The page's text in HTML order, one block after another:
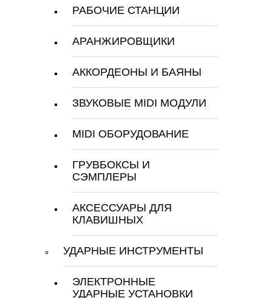
РАБОЧИЕ СТАНЦИИ
АРАНЖИРОВЩИКИ
АККОРДЕОНЫ И БАЯНЫ
ЗВУКОВЫЕ MIDI МОДУЛИ
MIDI ОБОРУДОВАНИЕ
ГРУВБОКСЫ И
СЭМПЛЕРЫ
АКСЕССУАРЫ ДЛЯ
КЛАВИШНЫХ
УДАРНЫЕ ИНСТРУМЕНТЫ
ЭЛЕКТРОННЫЕ
УДАРНЫЕ УСТАНОВКИ